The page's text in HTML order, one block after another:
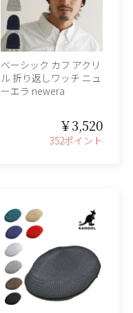
ベーシック カフ アクリ
ル 折り返しワッチ ニュ
ーエラ newera
￥3,520
352ポイント